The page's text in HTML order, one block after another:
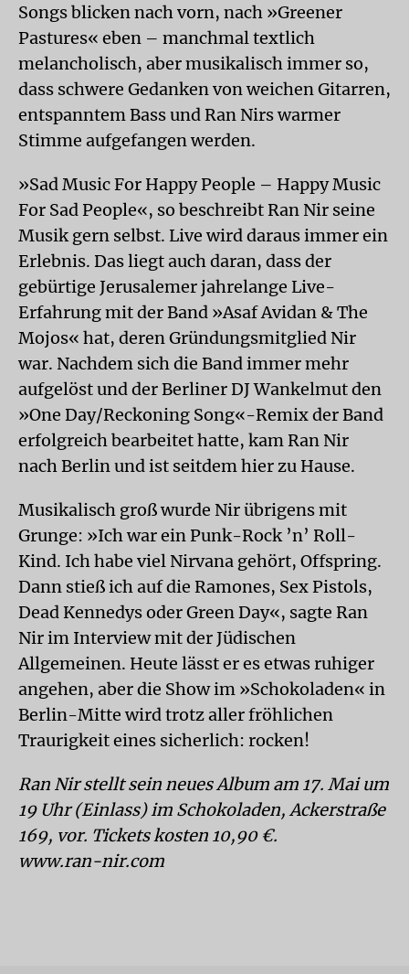
Songs blicken nach vorn, nach »Greener
Pastures« eben – manchmal textlich
melancholisch, aber musikalisch immer so,
dass schwere Gedanken von weichen Gitarren,
entspanntem Bass und Ran Nirs warmer
Stimme aufgefangen werden.
»Sad Music For Happy People – Happy Music
For Sad People«, so beschreibt Ran Nir seine
Musik gern selbst. Live wird daraus immer ein
Erlebnis. Das liegt auch daran, dass der
gebürtige Jerusalemer jahrelange Live-
Erfahrung mit der Band »Asaf Avidan & The
Mojos« hat, deren Gründungsmitglied Nir
war. Nachdem sich die Band immer mehr
aufgelöst und der Berliner DJ Wankelmut den
»One Day/Reckoning Song«-Remix der Band
erfolgreich bearbeitet hatte, kam Ran Nir
nach Berlin und ist seitdem hier zu Hause.
Musikalisch groß wurde Nir übrigens mit
Grunge: »Ich war ein Punk-Rock ’n’ Roll-
Kind. Ich habe viel Nirvana gehört, Offspring.
Dann stieß ich auf die Ramones, Sex Pistols,
Dead Kennedys oder Green Day«, sagte Ran
Nir im Interview mit der Jüdischen
Allgemeinen. Heute lässt er es etwas ruhiger
angehen, aber die Show im »Schokoladen« in
Berlin-Mitte wird trotz aller fröhlichen
Traurigkeit eines sicherlich: rocken!
Ran Nir stellt sein neues Album am 17. Mai um
19 Uhr (Einlass) im Schokoladen, Ackerstraße
169, vor. Tickets kosten 10,90 €.
www.ran-nir.com